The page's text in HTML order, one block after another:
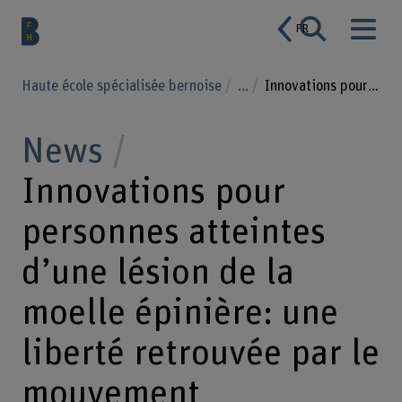
FR
Haute école spécialisée bernoise ... Innovations pour personnes atteintes d’une lésion de la moelle épinière: une liberté retrouvée par le mouvement
News
Innovations pour
personnes atteintes
d’une lésion de la
moelle épinière: une
liberté retrouvée par le
mouvement